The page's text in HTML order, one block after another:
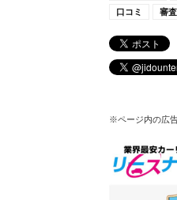
口コミ
審査
※ページ内の広